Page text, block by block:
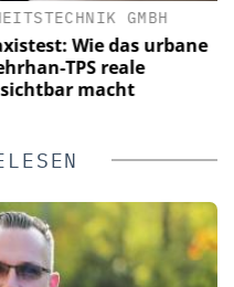
GMBH
Wie das urbane
TPS reale
macht